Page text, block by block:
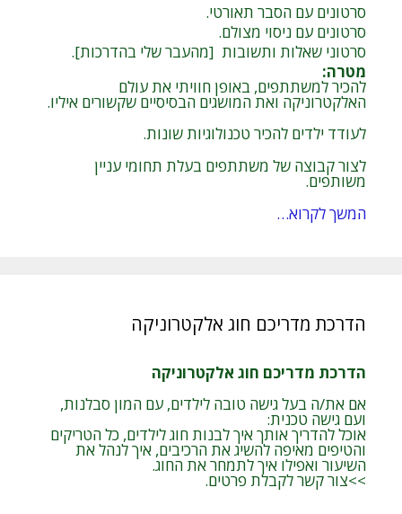
סרטונים עם הסבר תאורטי.
סרטונים עם ניסוי מצולם.
סרטוני שאלות ותשובות [מהעבר שלי בהדרכות].
מטרה:
להכיר למשתתפים, באופן חוויתי את עולם
האלקטרוניקה ואת המושגים הבסיסיים שקשורים איליו.
לעודד ילדים להכיר טכנולוגיות שונות.
לצור קבוצה של משתתפים בעלת תחומי עניין
משותפים.
המשך לקרוא…
הדרכת מדריכם חוג אלקטרוניקה
הדרכת מדריכם חוג אלקטרוניקה
אם את/ה בעל גישה טובה לילדים, עם המון סבלנות,
ועם גישה טכנית:
אוכל להדריך אותך איך לבנות חוג לילדים, כל הטריקים
והטיפים מאיפה להשיג את הרכיבים, איך לנהל את
השיעור ואפילו איך לתמחר את החוג.
>>צור קשר לקבלת פרטים.